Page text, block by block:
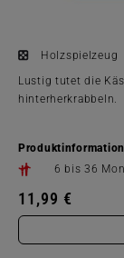
Holzspielzeug
Lustig tutet die
hinterherkrabbeln.
6 bis 36
11,99 €